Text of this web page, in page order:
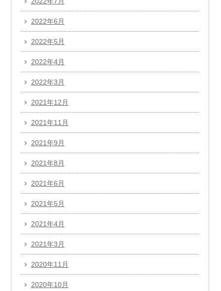
2022年6月
2022年5月
2022年4月
2022年3月
2021年12月
2021年11月
2021年9月
2021年8月
2021年6月
2021年5月
2021年4月
2021年3月
2020年11月
2020年10月